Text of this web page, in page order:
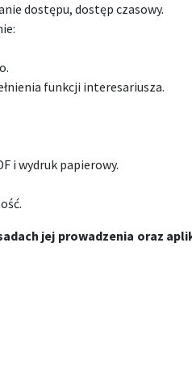
dostępu, dostęp czasowy.
funkcji interesariusza.
i wydruk papierowy.
jej prowadzenia oraz